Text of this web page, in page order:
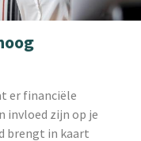
er financiële
invloed zijn op je
brengt in kaart